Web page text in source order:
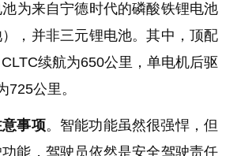
池为来自宁德时代的磷酸铁锂电池
），并非三元锂电池。其中，顶配
续航为650公里，单电机后驱
725公里。
事项。智能功能虽然很强悍，但
能，驾驶员依然是安全驾驶责任